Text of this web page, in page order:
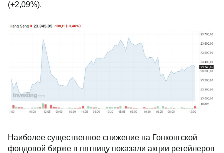
(+2,09%).
Наиболее существенное снижение на Гонконгской
фондовой бирже в пятницу показали акции ретейлеров